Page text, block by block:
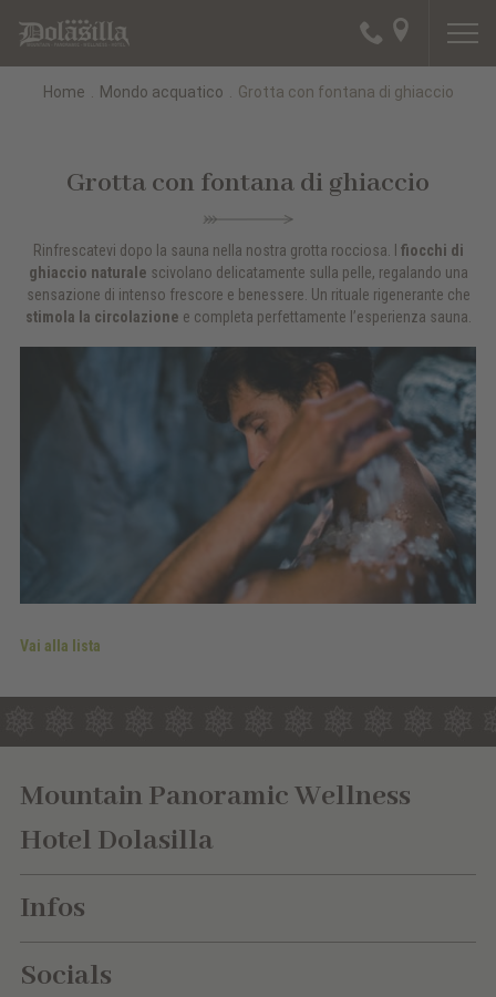
Home Mondo acquatico Grotta con fontana di ghiaccio
Grotta con fontana di ghiaccio
Rinfrescatevi dopo la sauna nella nostra grotta rocciosa. I fiocchi di
ghiaccio naturale scivolano delicatamente sulla pelle, regalando una
sensazione di intenso frescorе e benessere. Un rituale rigenerante che
stimola la circolazione e completa perfettamente l’esperienza sauna.
Vai alla lista
Mountain Panoramic Wellness
Hotel Dolasilla
Infos
Socials